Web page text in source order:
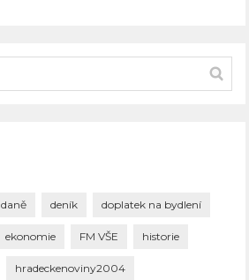
daně deník doplatek na bydlení
ekonomie FM VŠE historie
hradeckenoviny2004